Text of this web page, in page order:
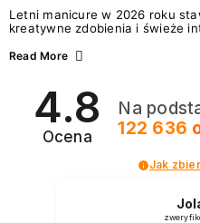
Letni manicure w 2026 roku
kreatywne zdobienia i świeże
zarówno energetycznych
2026? Znajdź inspirację dla
Read More
4.8
Ocena
Na
122 636
Jak